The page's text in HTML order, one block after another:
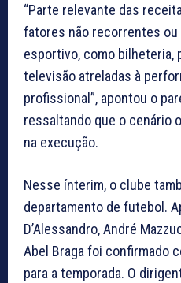
“Parte relevante das
fatores não recorrentes ou
esportivo, como bilheteria,
televisão atreladas à
profissional”, apontou o
ressaltando que o cenário
na execução.
Nesse ínterim, o clube
departamento de futebol.
D’Alessandro, André
Abel Braga foi confirmado
para a temporada. O